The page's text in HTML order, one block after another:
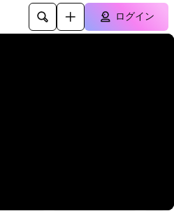
ログイン